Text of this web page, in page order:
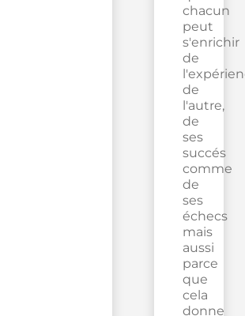
chacun
peut
s'enrichir
de
de
l'autre,
de
ses
succés
comme
de
ses
échecs
mais
aussi
parce
que
cela
donne